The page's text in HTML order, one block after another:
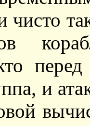
чисто
и